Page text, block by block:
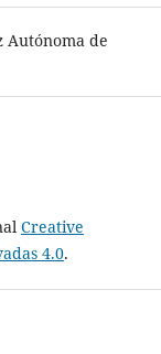
Autónoma de
Creative
4.0.